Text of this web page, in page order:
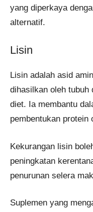
yang diperkaya
alternatif.
Lisin
Lisin adalah asid
dihasilkan oleh tubuh
diet. Ia membantu
pembentukan protein
Kekurangan lisin
peningkatan
penurunan selera
Suplemen yang